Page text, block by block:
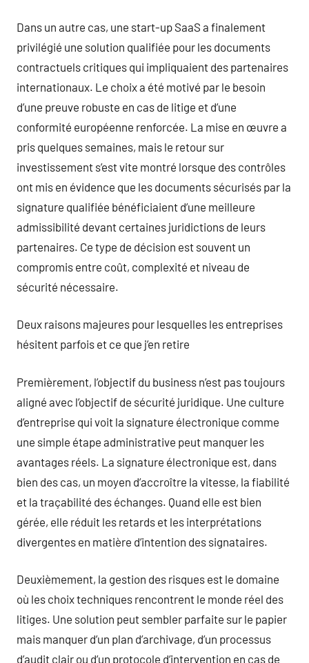
Dans un autre cas, une start-up SaaS a finalement
privilégié une solution qualifiée pour les documents
contractuels critiques qui impliquaient des partenaires
internationaux. Le choix a été motivé par le besoin
d’une preuve robuste en cas de litige et d’une
conformité européenne renforcée. La mise en œuvre a
pris quelques semaines, mais le retour sur
investissement s’est vite montré lorsque des contrôles
ont mis en évidence que les documents sécurisés par la
signature qualifiée bénéficiaient d’une meilleure
admissibilité devant certaines juridictions de leurs
partenaires. Ce type de décision est souvent un
compromis entre coût, complexité et niveau de
sécurité nécessaire.
Deux raisons majeures pour lesquelles les entreprises
hésitent parfois et ce que j’en retire
Premièrement, l’objectif du business n’est pas toujours
aligné avec l’objectif de sécurité juridique. Une culture
d’entreprise qui voit la signature électronique comme
une simple étape administrative peut manquer les
avantages réels. La signature électronique est, dans
bien des cas, un moyen d’accroître la vitesse, la fiabilité
et la traçabilité des échanges. Quand elle est bien
gérée, elle réduit les retards et les interprétations
divergentes en matière d’intention des signataires.
Deuxièmement, la gestion des risques est le domaine
où les choix techniques rencontrent le monde réel des
litiges. Une solution peut sembler parfaite sur le papier
mais manquer d’un plan d’archivage, d’un processus
d’audit clair ou d’un protocole d’intervention en cas de